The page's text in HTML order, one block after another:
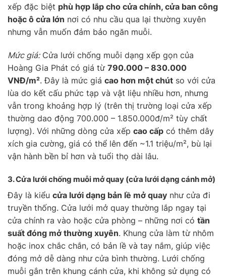
xếp đặc biệt phù hợp lắp cho cửa chính, cửa ban công
hoặc ô cửa lớn nơi có nhu cầu qua lại thường xuyên
nhưng vẫn muốn đảm bảo ngăn muỗi.
Mức giá:Cửa lưới chống muỗi dạng xếp gọn của
Hoàng Gia Phát có giá từ 790.000 – 830.000
VNĐ/m². Đây là mức giá cao hơn một chút so với cửa
lùa do kết cấu phức tạp và vật liệu nhiều hơn, nhưng
vẫn trong khoảng hợp lý (trên thị trường loại cửa xếp
thường dao động 700.000 – 1.850.000đ/m² tùy chất
lượng). Với những dòng cửa xếp cao cấp có thêm dây
xích gia cường, giá có thể lên đến ~1.1 triệu/m², bù lại
vận hành bền bỉ hơn và tuổi thọ dài lâu.
3. Cửa lưới chống muỗi mở quay (cửa lưới dạng cánh mở)
Đây là kiểu cửa lưới dạng bản lề mở quay như cửa đi
truyền thống. Cửa lưới mở quay thường lắp ngay tại
cửa chính ra vào hoặc cửa phòng – những nơi có tần
suất đóng mở thường xuyên. Khung cửa làm từ nhôm
hoặc inox chắc chắn, có bản lề và tay nắm, giúp việc
đóng mở dễ dàng như cửa bình thường. Lưới chống
muỗi gắn trên khung cánh cửa, khi không sử dụng có